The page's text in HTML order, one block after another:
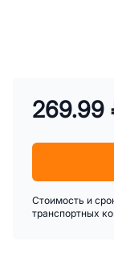
269.99
Стоимость и
транспортных